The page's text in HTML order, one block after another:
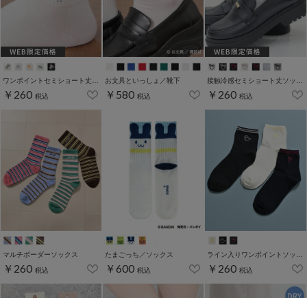
￥260 税込
お文具といっしょ／靴下
￥580 税込 ￥260 税込
マルチボーダーソックス
￥260 税込
たまごっち／ソックス
￥600 税込 ￥260 税込